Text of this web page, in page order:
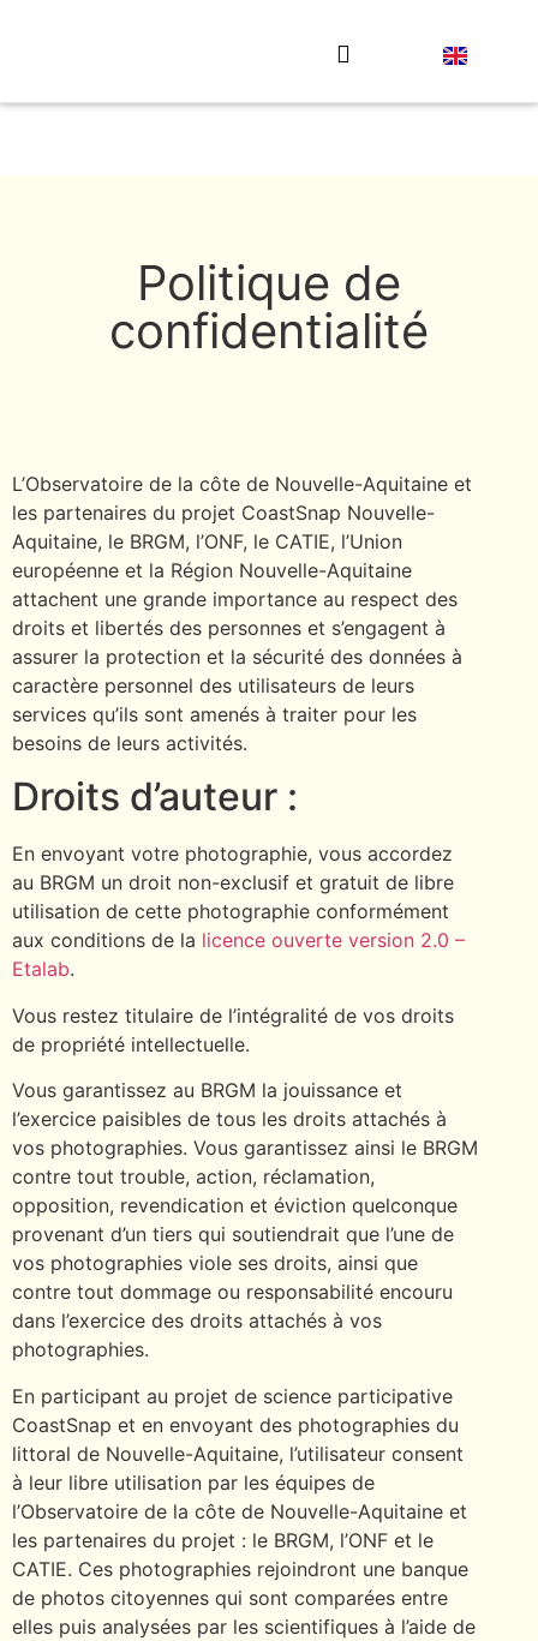
Politique de
confidentialité
L’Observatoire de la côte de Nouvelle-Aquitaine et
les partenaires du projet CoastSnap Nouvelle-
Aquitaine, le BRGM, l’ONF, le CATIE, l’Union
européenne et la Région Nouvelle-Aquitaine
attachent une grande importance au respect des
droits et libertés des personnes et s’engagent à
assurer la protection et la sécurité des données à
caractère personnel des utilisateurs de leurs
services qu’ils sont amenés à traiter pour les
besoins de leurs activités.
Droits d’auteur :
En envoyant votre photographie, vous accordez
au BRGM un droit non-exclusif et gratuit de libre
utilisation de cette photographie conformément
aux conditions de la licence ouverte version 2.0 –
Etalab.
Vous restez titulaire de l’intégralité de vos droits
de propriété intellectuelle.
Vous garantissez au BRGM la jouissance et
l’exercice paisibles de tous les droits attachés à
vos photographies. Vous garantissez ainsi le BRGM
contre tout trouble, action, réclamation,
opposition, revendication et éviction quelconque
provenant d’un tiers qui soutiendrait que l’une de
vos photographies viole ses droits, ainsi que
contre tout dommage ou responsabilité encouru
dans l’exercice des droits attachés à vos
photographies.
En participant au projet de science participative
CoastSnap et en envoyant des photographies du
littoral de Nouvelle-Aquitaine, l’utilisateur consent
à leur libre utilisation par les équipes de
l’Observatoire de la côte de Nouvelle-Aquitaine et
les partenaires du projet : le BRGM, l’ONF et le
CATIE. Ces photographies rejoindront une banque
de photos citoyennes qui sont comparées entre
elles puis analysées par les scientifiques à l’aide de